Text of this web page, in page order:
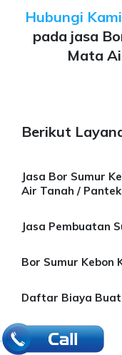
Hubungi Kami
pada jasa
Mata
Berikut
Jasa Bor Sumur
Air Tanah /
Jasa Pembuatan
Bor Sumur Kebon
Daftar Biaya Buat
.